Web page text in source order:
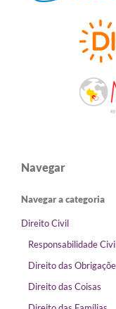
Navegar
Navegar a categoria
Direito Civil
Responsabilidade
Direito das
Direito das Coisas